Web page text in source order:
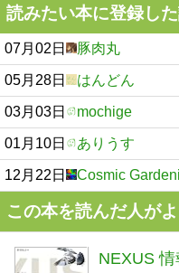
読みたい本に登録し
07月02日 豚肉丸
05月28日 はんどん
03月03日 mochige
01月10日 ありうす
12月22日 Cosmic
この本を読んだ人が
NEXUS